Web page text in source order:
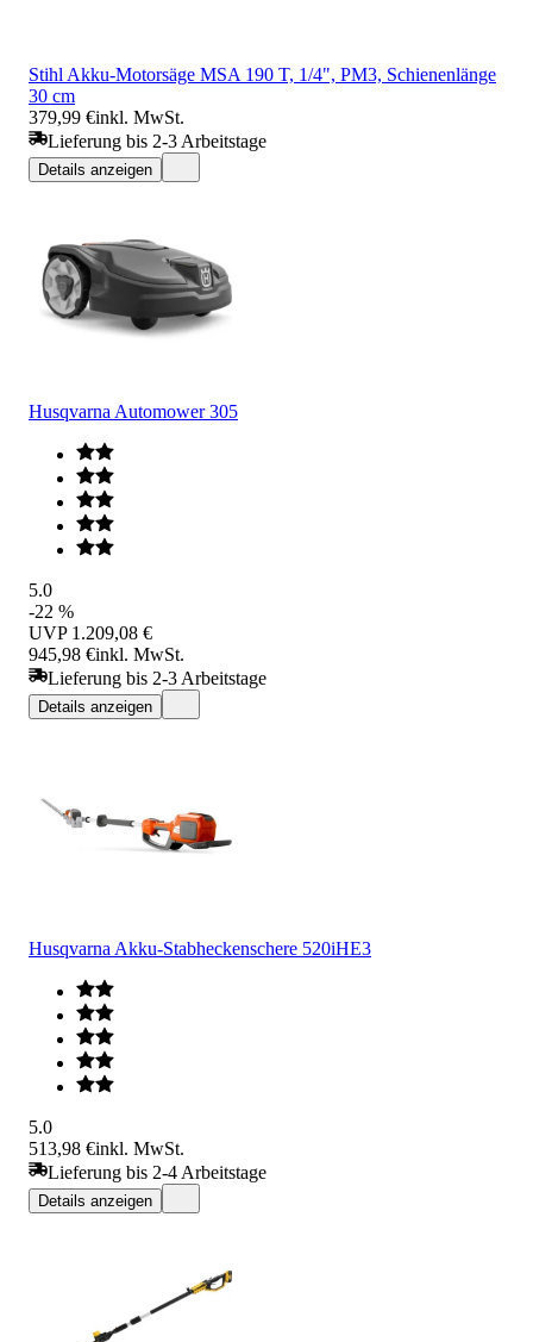
Stihl Akku-Motorsäge MSA 190 T, 1/4", PM3, Schienenlänge
30 cm
379,99 €inkl. MwSt.
Lieferung bis 2-3 Arbeitstage
Details anzeigen
Husqvarna Automower 305
5.0
-22 %
UVP 1.209,08 €
945,98 €inkl. MwSt.
Lieferung bis 2-3 Arbeitstage
Details anzeigen
Husqvarna Akku-Stabheckenschere 520iHE3
5.0
513,98 €inkl. MwSt.
Lieferung bis 2-4 Arbeitstage
Details anzeigen